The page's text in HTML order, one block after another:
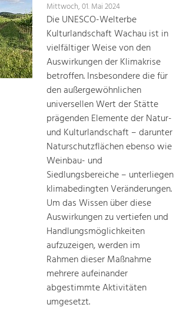
Mittwoch, 01. Mai 2024
Die UNESCO-Welterbe
Kulturlandschaft Wachau ist in
vielfältiger Weise von den
Auswirkungen der Klimakrise
betroffen. Insbesondere die für
den außergewöhnlichen
universellen Wert der Stätte
prägenden Elemente der Natur-
und Kulturlandschaft – darunter
Naturschutzflächen ebenso wie
Weinbau- und
Siedlungsbereiche – unterliegen
klimabedingten Veränderungen.
Um das Wissen über diese
Auswirkungen zu vertiefen und
Handlungsmöglichkeiten
aufzuzeigen, werden im
Rahmen dieser Maßnahme
mehrere aufeinander
abgestimmte Aktivitäten
umgesetzt.